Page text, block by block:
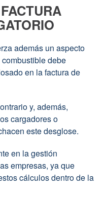
además un aspecto
debe
en la factura de
y, además,
cargadores o
este desglose.
en la gestión
empresas, ya que
cálculos dentro de la